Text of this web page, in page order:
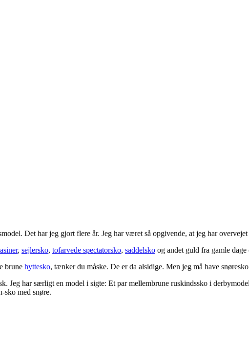
Det har jeg gjort flere år. Jeg har været så opgivende, at jeg har
, sejlersko, tofarvede spectatorsko, saddelsko og andet guld fra gamle
brune hyttesko, tænker du måske. De er da alsidige. Men jeg må have
Jeg har særligt en model i sigte: Et par mellembrune ruskindssko i
sko med snøre.